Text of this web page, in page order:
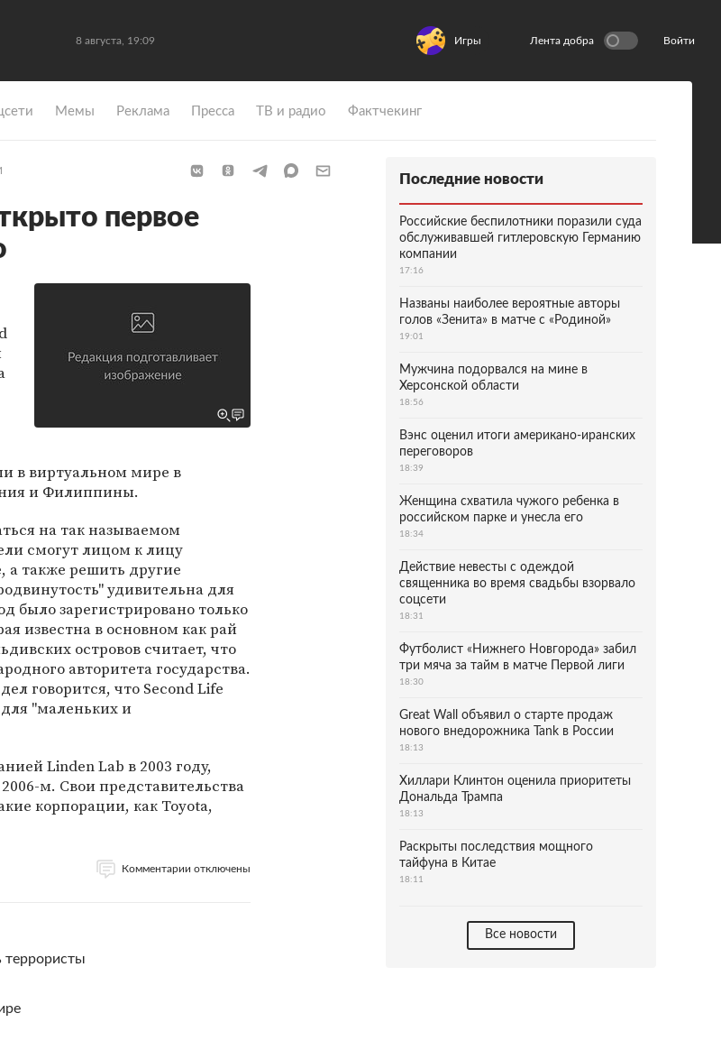
8 августа, 19:09 Игры Лента добра Войти
Мемы Реклама Пресса ТВ и радио Фактчекинг
первое
в виртуальном мире в
и Филиппины.
на так называемом
смогут лицом к лицу
а также решить другие
удивительна для
было зарегистрировано только
известна в основном как рай
островов считает, что
авторитета государства.
говорится, что Second Life
"маленьких и
Linden Lab в 2003 году,
м. Свои представительства
корпорации, как Toyota,
Комментарии отключены
террористы
Последние новости
Российские беспилотники поразили суда
обслуживавшей гитлеровскую Германию
компании
17:16
Названы наиболее вероятные авторы
голов «Зенита» в матче с «Родиной»
19:01
Мужчина подорвался на мине в
Херсонской области
18:56
Вэнс оценил итоги американо-иранских
переговоров
18:39
Женщина схватила чужого ребенка в
российском парке и унесла его
18:34
Действие невесты с одеждой
священника во время свадьбы взорвало
соцсети
18:31
Футболист «Нижнего Новгорода» забил
три мяча за тайм в матче Первой лиги
18:30
Great Wall объявил о старте продаж
нового внедорожника Tank в России
18:13
Хиллари Клинтон оценила приоритеты
Дональда Трампа
18:13
Раскрыты последствия мощного
тайфуна в Китае
18:11
Все новости